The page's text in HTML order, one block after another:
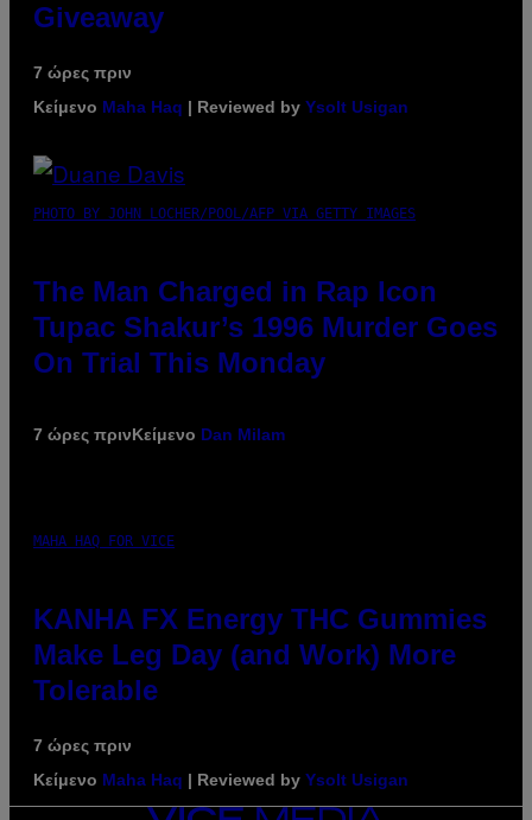
Giveaway
7 ώρες πριν
Κείμενο Maha Haq | Reviewed by Ysolt Usigan
PHOTO BY JOHN LOCHER/POOL/AFP VIA GETTY IMAGES
The Man Charged in Rap Icon
Tupac Shakur’s 1996 Murder Goes
On Trial This Monday
7 ώρες πρινΚείμενο Dan Milam
MAHA HAQ FOR VICE
KANHA FX Energy THC Gummies
Make Leg Day (and Work) More
Tolerable
7 ώρες πριν
Κείμενο Maha Haq | Reviewed by Ysolt Usigan
VICE